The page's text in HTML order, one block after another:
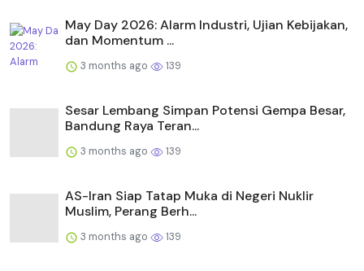
May Day 2026: Alarm Industri, Ujian Kebijakan,
dan Momentum ...
3 months ago 139
Sesar Lembang Simpan Potensi Gempa Besar,
Bandung Raya Teran...
3 months ago 139
AS-Iran Siap Tatap Muka di Negeri Nuklir
Muslim, Perang Berh...
3 months ago 139